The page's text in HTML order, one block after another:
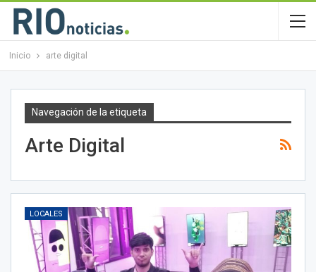
Inicio arte digital
Navegación de la etiqueta
Arte Digital
LOCALES